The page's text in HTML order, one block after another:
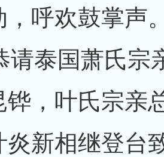
，呼欢鼓掌声
泰国萧氏宗
铧，叶氏宗亲
炎新相继登台